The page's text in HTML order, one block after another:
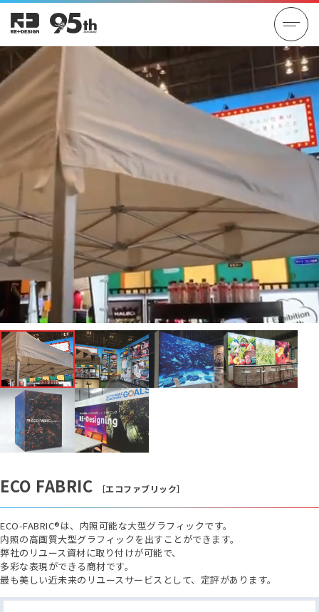
ECO FABRIC ［エコファブリック］
ECO-FABRIC®は、内照可能な大型グラフィックです。
内照の高画質大型グラフィックを出すことができます。
弊社のリユース資材に取り付けが可能で、
多彩な表現ができる商材です。
最も美しい近未来のリユースサービスとして、定評があります。